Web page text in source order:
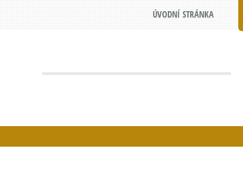
ÚVODNÍ STRÁNKA